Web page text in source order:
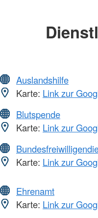
Auslandshilfe
Karte: Link zur
Blutspende
Karte: Link zur
Karte: Link zur
Ehrenamt
Karte: Link zur